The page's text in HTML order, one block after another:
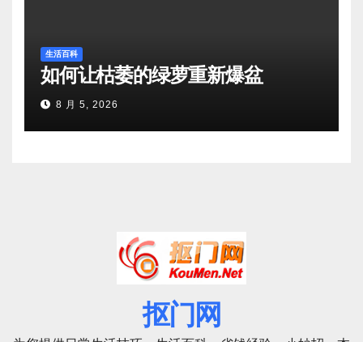
生活百科
如何让枯萎的绿萝重新爆盆
8 月 5, 2026
抠门网